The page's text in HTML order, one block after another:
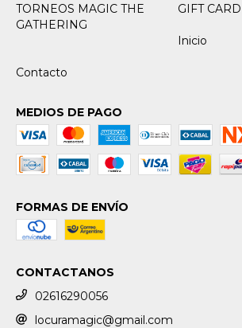
TORNEOS MAGIC THE
GATHERING
GIFT CARD
Inicio
Contacto
MEDIOS DE PAGO
FORMAS DE ENVÍO
CONTACTANOS
02616290056
locuramagic@gmail.com